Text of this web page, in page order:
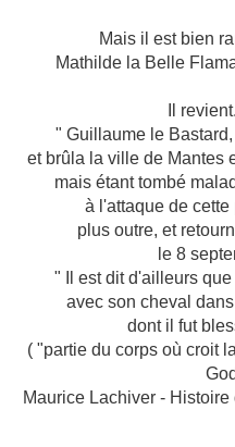
Mais il est bien
Mathilde la Belle
Il
" Guillaume le
et brûla la ville de Mantes
mais étant tombé
à l'attaque de
plus outre, et
le 8
" Il est dit d'ailleurs
avec son cheval
dont il fut
( "partie du corps où croit
Maurice Lachiver -